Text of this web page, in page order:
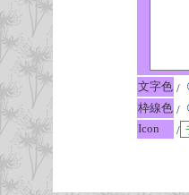
文字色 /
枠線色 /
Icon
/